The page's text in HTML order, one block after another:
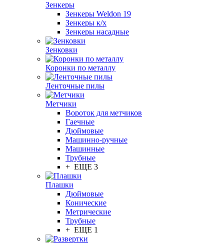
Зенкеры
Зенкеры Weldon 19
Зенкеры к/х
Зенкеры насадные
Зенковки
Коронки по металлу
Ленточные пилы
Метчики
Вороток для метчиков
Гаечные
Дюймовые
Машинно-ручные
Машинные
Трубные
+ ЕЩЕ 3
Плашки
Дюймовые
Конические
Метрические
Трубные
+ ЕЩЕ 1